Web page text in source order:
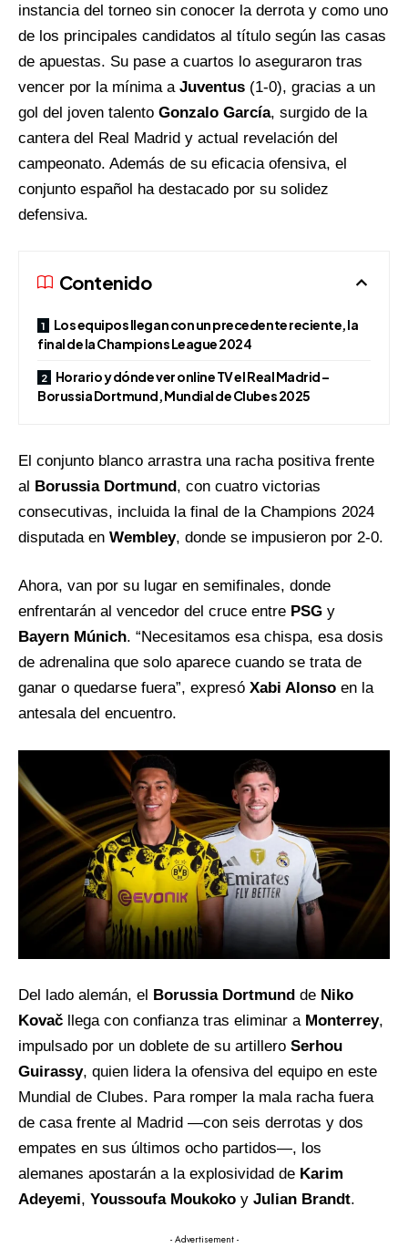
instancia del torneo sin conocer la derrota y como uno
de los principales candidatos al título según las casas
de apuestas. Su pase a cuartos lo aseguraron tras
vencer por la mínima a Juventus (1-0), gracias a un
gol del joven talento Gonzalo García, surgido de la
cantera del Real Madrid y actual revelación del
campeonato. Además de su eficacia ofensiva, el
conjunto español ha destacado por su solidez
defensiva.
Contenido
Los equipos llegan con un precedente reciente, la
final de la Champions League 2024
Horario y dónde ver online TV el Real Madrid –
Borussia Dortmund, Mundial de Clubes 2025
El conjunto blanco arrastra una racha positiva frente
al Borussia Dortmund, con cuatro victorias
consecutivas, incluida la final de la Champions 2024
disputada en Wembley, donde se impusieron por 2-0.
Ahora, van por su lugar en semifinales, donde
enfrentarán al vencedor del cruce entre PSG y
Bayern Múnich. “Necesitamos esa chispa, esa dosis
de adrenalina que solo aparece cuando se trata de
ganar o quedarse fuera”, expresó Xabi Alonso en la
antesala del encuentro.
Del lado alemán, el Borussia Dortmund de Niko
Kovač llega con confianza tras eliminar a Monterrey,
impulsado por un doblete de su artillero Serhou
Guirassy, quien lidera la ofensiva del equipo en este
Mundial de Clubes. Para romper la mala racha fuera
de casa frente al Madrid —con seis derrotas y dos
empates en sus últimos ocho partidos—, los
alemanes apostarán a la explosividad de Karim
Adeyemi, Youssoufa Moukoko y Julian Brandt.
- Advertisement -